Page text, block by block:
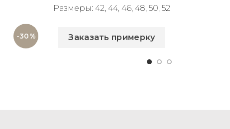
-30%
Размеры: 42, 44, 46, 48, 50, 52
Заказать примерку